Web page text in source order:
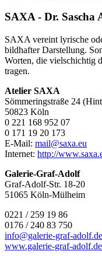
SAXA - Dr. Sascha
SAXA vereint lyrische
bildhafter Darstellung.
Worten, die vielschichtig
tragen.
Atelier SAXA
Sömmeringstraße 24
50823 Köln
0 221 168 952 07
0 171 19 20 173
E-Mail: mail@saxa.eu
Internet: http://
Galerie-Graf-Adolf
Graf-Adolf-Str. 18-20
51065 Köln-Mülheim
0221 / 259 19 86
0176 / 240 83 750
info@galerie-graf-adolf.de
www.galerie-graf-adolf.de